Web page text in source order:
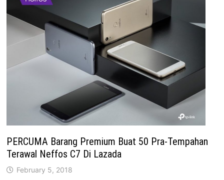
PERCUMA Barang Premium Buat 50 Pra-Tempahan
Terawal Neffos C7 Di Lazada
February 5, 2018